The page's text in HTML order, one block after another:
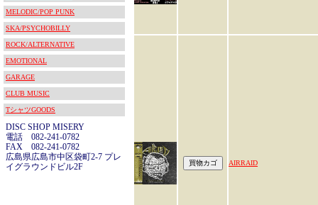
MELODIC/POP PUNK
SKA/PSYCHOBILLY
ROCK/ALTERNATIVE
EMOTIONAL
GARAGE
CLUB MUSIC
TシャツGOODS
DISC SHOP MISERY
電話 082-241-0782
FAX 082-241-0782
広島県広島市中区袋町2-7 プレ
イグラウンドビル2F
AIRRAID